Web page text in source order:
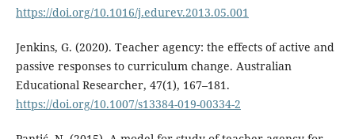
https://doi.org/10.1016/j.edurev.2013.05.001
Jenkins, G. (2020). Teacher agency: the effects of active and
passive responses to curriculum change. Australian
Educational Researcher, 47(1), 167–181.
https://doi.org/10.1007/s13384-019-00334-2